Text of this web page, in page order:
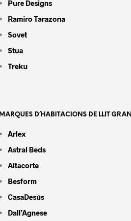
Pure Designs
Ramiro Tarazona
Sovet
Stua
Treku
MARQUES D’HABITACIONS DE LLIT GRAN
Arlex
Astral Beds
Altacorte
Besform
CasaDesús
Dall’Agnese